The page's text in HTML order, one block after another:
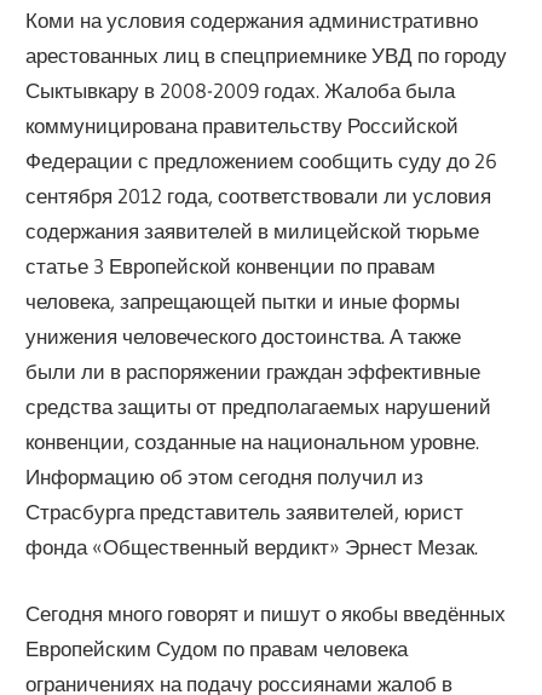
Коми на условия содержания административно
арестованных лиц в спецприемнике УВД по городу
Сыктывкару в 2008-2009 годах. Жалоба была
коммуницирована правительству Российской
Федерации с предложением сообщить суду до 26
сентября 2012 года, соответствовали ли условия
содержания заявителей в милицейской тюрьме
статье 3 Европейской конвенции по правам
человека, запрещающей пытки и иные формы
унижения человеческого достоинства. А также
были ли в распоряжении граждан эффективные
средства защиты от предполагаемых нарушений
конвенции, созданные на национальном уровне.
Информацию об этом сегодня получил из
Страсбурга представитель заявителей, юрист
фонда «Общественный вердикт» Эрнест Мезак.
Сегодня много говорят и пишут о якобы введённых
Европейским Судом по правам человека
ограничениях на подачу россиянами жалоб в